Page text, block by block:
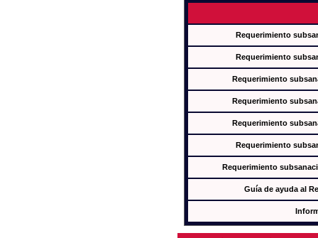
Requerimiento
Requerimiento
Requerimiento
Requerimiento
Requerimiento
Requerimiento
Requerimiento
Guía de ayuda al